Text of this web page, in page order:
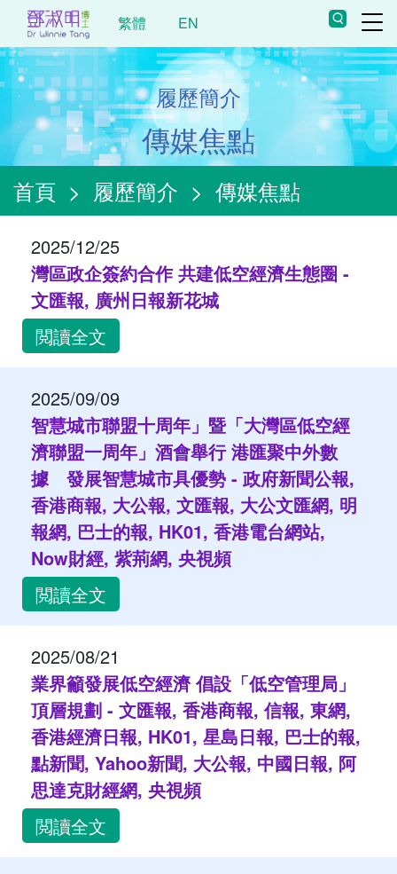
繁體 EN
履歷簡介
傳媒焦點
首頁 > 履歷簡介 > 傳媒焦點
2025/12/25
灣區政企簽約合作 共建低空經濟生態圈 -
文匯報, 廣州日報新花城
閲讀全文
2025/09/09
智慧城市聯盟十周年」暨「大灣區低空經
濟聯盟一周年」酒會舉行 港匯聚中外數
據 發展智慧城市具優勢 - 政府新聞公報,
香港商報, 大公報, 文匯報, 大公文匯網, 明
報網, 巴士的報, HK01, 香港電台網站,
Now財經, 紫荊網, 央視頻
閲讀全文
2025/08/21
業界籲發展低空經濟 倡設「低空管理局」
頂層規劃 - 文匯報, 香港商報, 信報, 東網,
香港經濟日報, HK01, 星島日報, 巴士的報,
點新聞, Yahoo新聞, 大公報, 中國日報, 阿
思達克財經網, 央視頻
閲讀全文